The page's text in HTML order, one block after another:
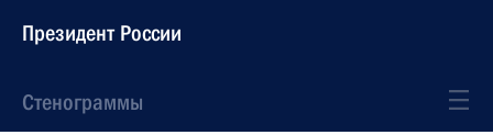
Президент России
Стенограммы